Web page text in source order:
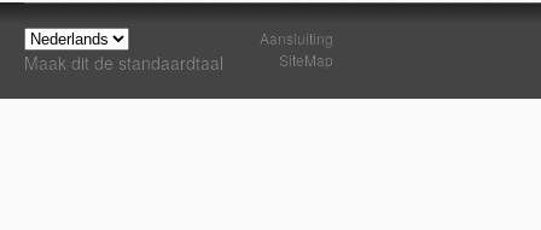
Maak dit de standaardtaal
Aansluiting
SiteMap